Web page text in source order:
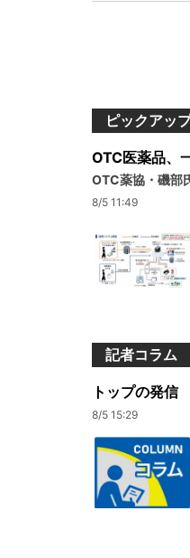
ピックアッ
OTC医薬品、
OTC薬協・磯部
8/5 11:49
記者コラム
トップの発信
8/5 15:29